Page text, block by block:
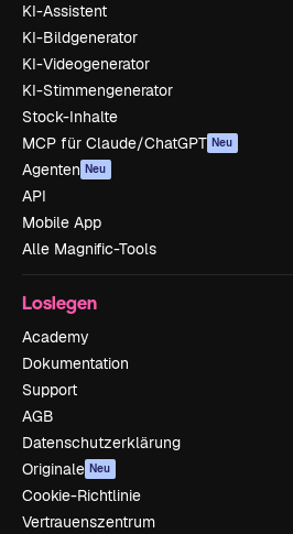
KI-Assistent
KI-Bildgenerator
KI-Videogenerator
KI-Stimmengenerator
Stock-Inhalte
MCP für Claude/ChatGPT Neu
Agenten Neu
API
Mobile App
Alle Magnific-Tools
Loslegen
Academy
Dokumentation
Support
AGB
Datenschutzerklärung
Originale Neu
Cookie-Richtlinie
Vertrauenszentrum